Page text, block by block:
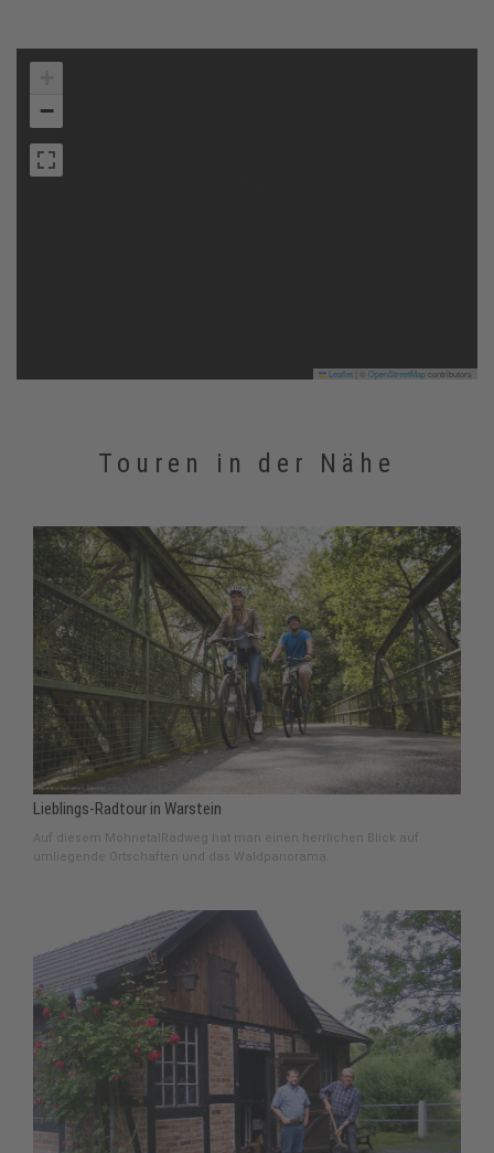
−
Leaflet OpenStreetMapcontributors
Touren in der Nähe
Lieblings-Radtour in Warstein
Auf diesem MöhnetalRadweg hat man einen herrlichen Blick auf
umliegende Ortschaften und das Waldpanorama.